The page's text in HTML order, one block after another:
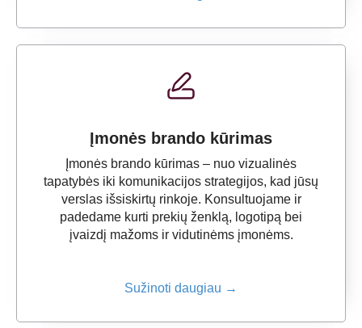
Įmonės brando kūrimas
Įmonės brando kūrimas – nuo vizualinės
tapatybės iki komunikacijos strategijos, kad jūsų
verslas išsiskirtų rinkoje. Konsultuojame ir
padedame kurti prekių ženklą, logotipą bei
įvaizdį mažoms ir vidutinėms įmonėms.
Sužinoti daugiau →